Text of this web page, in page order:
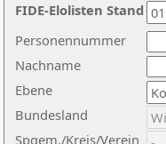
Nachname
Ebene
Personennummer
Bundesland
Spgem./Kreis/Verein
FIDE-Elolisten Stand